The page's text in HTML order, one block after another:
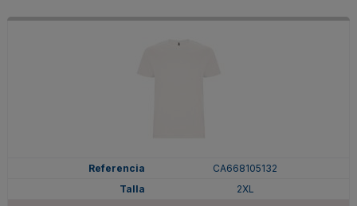
CA668105132
2XL